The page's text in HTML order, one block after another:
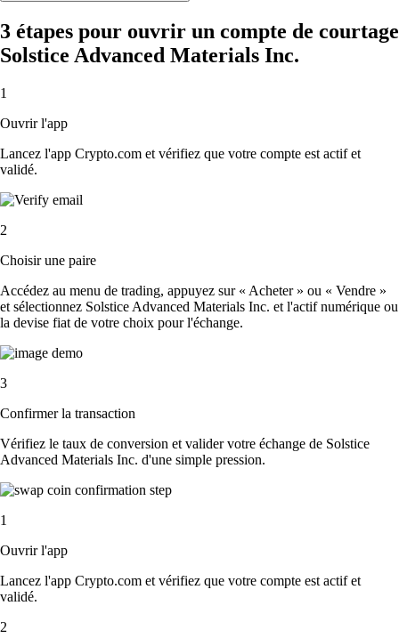
3 étapes pour ouvrir un compte de courtage
Solstice Advanced Materials Inc.
1
Ouvrir l'app
Lancez l'app Crypto.com et vérifiez que votre compte est actif et
validé.
2
Choisir une paire
Accédez au menu de trading, appuyez sur « Acheter » ou « Vendre »
et sélectionnez Solstice Advanced Materials Inc. et l'actif numérique ou
la devise fiat de votre choix pour l'échange.
3
Confirmer la transaction
Vérifiez le taux de conversion et valider votre échange de Solstice
Advanced Materials Inc. d'une simple pression.
1
Ouvrir l'app
Lancez l'app Crypto.com et vérifiez que votre compte est actif et
validé.
2